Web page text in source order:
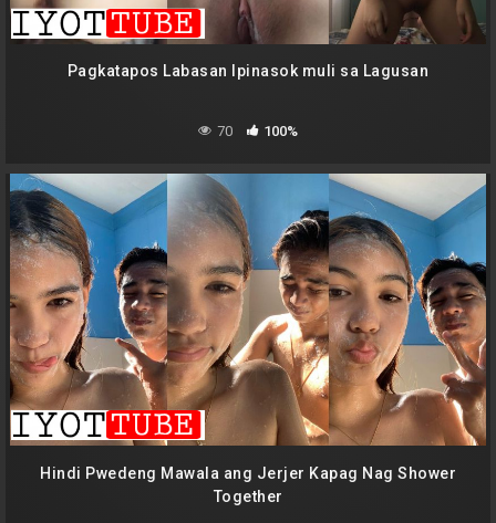
Pagkatapos Labasan Ipinasok muli sa Lagusan
70 100%
Hindi Pwedeng Mawala ang Jerjer Kapag Nag Shower
Together